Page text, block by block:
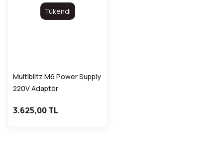
Tükendi
Multiblitz M6 Power Supply
220V Adaptör
3.625,00 TL